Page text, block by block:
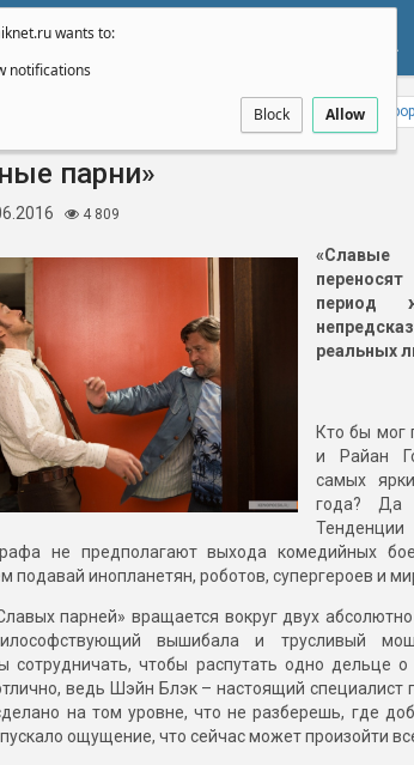
wants to:
notifications
Block Allow
АФИША
Авто Вопрос
парни»
4 809
«Славые
период
реальных
Кто бы мог
и Райан
самых
года?
не предполагают выхода комедийных
подавай инопланетян, роботов, супергероев и
парней» вращается вокруг двух
вышибала и трусливый
сотрудничать, чтобы распутать одно дельце
ведь Шэйн Блэк – настоящий специалист
на том уровне, что не разберешь, где
ощущение, что сейчас может произойти